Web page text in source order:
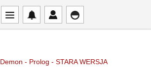
Demon - Prolog - STARA WERSJA